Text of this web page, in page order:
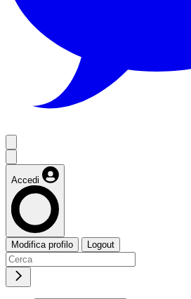
Accedi
Modifica profilo Logout